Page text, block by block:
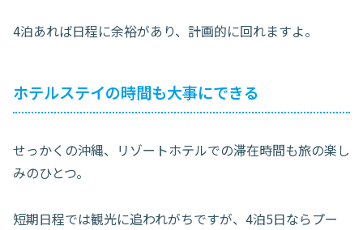
4泊あれば日程に余裕があり、計画的に回れますよ。
ホテルステイの時間も大事にできる
せっかくの沖縄、リゾートホテルでの滞在時間も旅の楽し
みのひとつ。
短期日程では観光に追われがちですが、4泊5日ならプー